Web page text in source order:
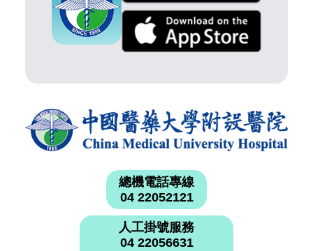
總機電話專線
04 22052121
人工掛號服務
04 22056631